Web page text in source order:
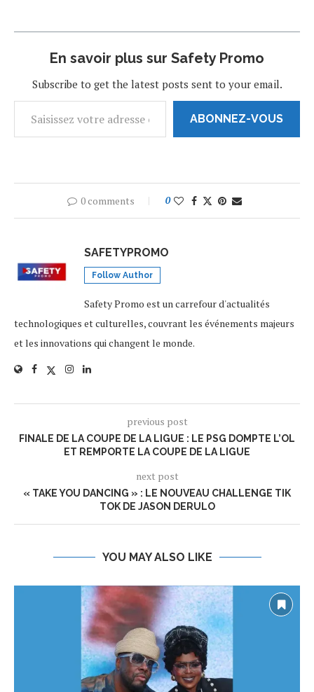
moyen terme. Des projets
En savoir plus sur Safety Promo
Subscribe to get the latest posts sent to your email.
ABONNEZ-VOUS
0 comments 0
SAFETYPROMO
Follow Author
Safety Promo est un carrefour d'actualités
technologiques et culturelles, couvrant les événements majeurs
et les innovations qui changent le monde.
previous post
FINALE DE LA COUPE DE LA LIGUE : LE PSG DOMPTE L’OL
ET REMPORTE LA COUPE DE LA LIGUE
next post
« TAKE YOU DANCING » : LE NOUVEAU CHALLENGE TIK
TOK DE JASON DERULO
YOU MAY ALSO LIKE